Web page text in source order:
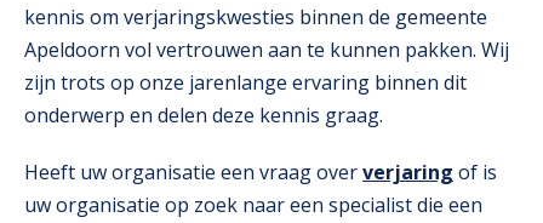
kennis om verjaringskwesties binnen de gemeente
Apeldoorn vol vertrouwen aan te kunnen pakken. Wij
zijn trots op onze jarenlange ervaring binnen dit
onderwerp en delen deze kennis graag.
Heeft uw organisatie een vraag oververjaring of is
uw organisatie op zoek naar een specialist die een